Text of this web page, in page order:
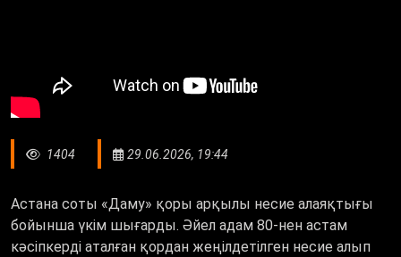
1404 29.06.2026, 19:44
Астана соты «Даму» қоры арқылы несие алаяқтығы
бойынша үкім шығарды. Әйел адам 80-нен астам
кәсіпкерді аталған қордан жеңілдетілген несие алып